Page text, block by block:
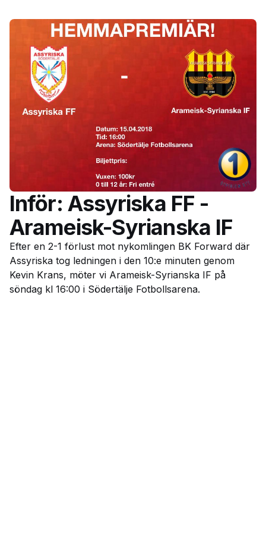
Inför: Assyriska FF -
Arameisk-Syrianska IF
Efter en 2-1 förlust mot nykomlingen BK Forward där
Assyriska tog ledningen i den 10:e minuten genom
Kevin Krans, möter vi Arameisk-Syrianska IF på
söndag kl 16:00 i Södertälje Fotbollsarena.